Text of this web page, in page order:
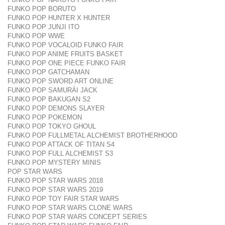
FUNKO POP BORUTO
FUNKO POP HUNTER X HUNTER
FUNKO POP JUNJI ITO
FUNKO POP WWE
FUNKO POP VOCALOID FUNKO FAIR
FUNKO POP ANIME FRUITS BASKET
FUNKO POP ONE PIECE FUNKO FAIR
FUNKO POP GATCHAMAN
FUNKO POP SWORD ART ONLINE
FUNKO POP SAMURÁI JACK
FUNKO POP BAKUGAN S2
FUNKO POP DEMONS SLAYER
FUNKO POP POKEMON
FUNKO POP TOKYO GHOUL
FUNKO POP FULLMETAL ALCHEMIST BROTHERHOOD
FUNKO POP ATTACK OF TITAN S4
FUNKO POP FULL ALCHEMIST S3
FUNKO POP MYSTERY MINIS
POP STAR WARS
FUNKO POP STAR WARS 2018
FUNKO POP STAR WARS 2019
FUNKO POP TOY FAIR STAR WARS
FUNKO POP STAR WARS CLONE WARS
FUNKO POP STAR WARS CONCEPT SERIES